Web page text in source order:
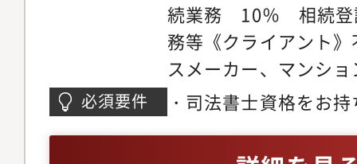
続業務 10％ 相続登
務等《クライアント
スメーカー、マンシ
会社、銀行、他士業
必須要件
・司法書士資格をお
に取り組める方・チ